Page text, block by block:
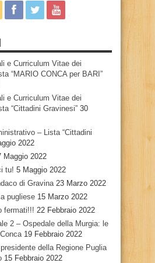
e Curriculum Vitae dei
“MARIO CONCA per BARI”
e Curriculum Vitae dei
“Cittadini Gravinesi” 30
– Lista “Cittadini
2022
Maggio 2022
tu! 5 Maggio 2022
di Gravina 23 Marzo 2022
pugliese 15 Marzo 2022
fermati!!! 22 Febbraio 2022
2 – Ospedale della Murgia: le
19 Febbraio 2022
della Regione Puglia
15 Febbraio 2022